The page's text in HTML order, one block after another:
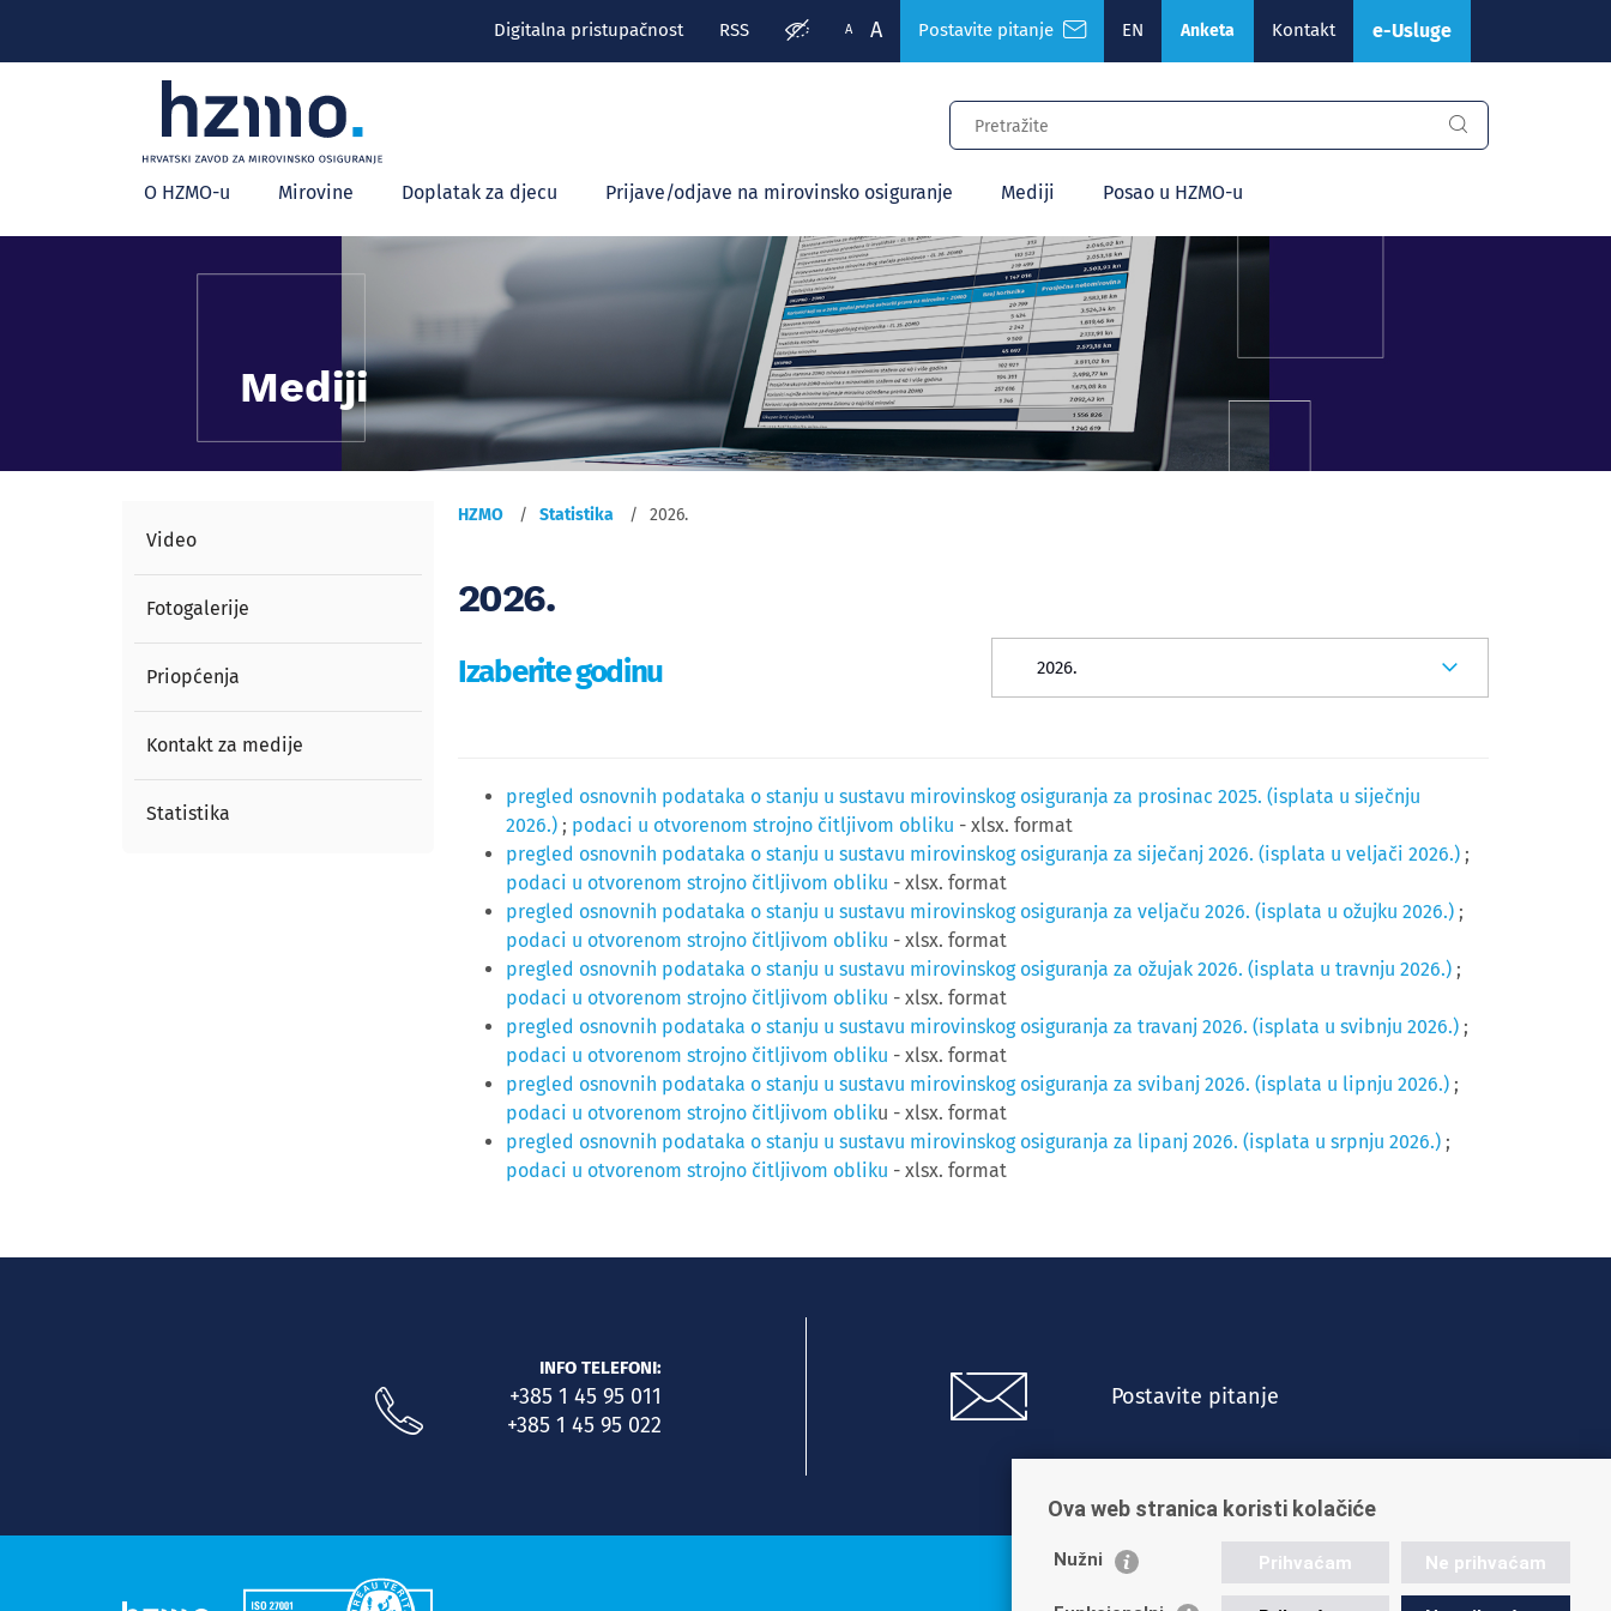
Digitalna pristupačnost RSS A A Postavite pitanje EN Anketa Kontakt e-Usluge
Glavni
izbornik
O HZMO-u Mirovine Doplatak za djecu Prijave/odjave na mirovinsko osiguranje Mediji Posao u HZMO-u
Mediji
Video
Fotogalerije
Priopćenja
Kontakt za medije
Statistika
HZMO Statistika 2026.
2026.
Izaberite godinu 2026.
pregled osnovnih podataka o stanju u sustavu mirovinskog osiguranja za prosinac 2025. (isplata u siječnju
2026.) ; podaci u otvorenom strojno čitljivom obliku - xlsx. format
pregled osnovnih podataka o stanju u sustavu mirovinskog osiguranja za siječanj 2026. (isplata u veljači 2026.) ;
podaci u otvorenom strojno čitljivom obliku - xlsx. format
pregled osnovnih podataka o stanju u sustavu mirovinskog osiguranja za veljaču 2026. (isplata u ožujku 2026.) ;
podaci u otvorenom strojno čitljivom obliku - xlsx. format
pregled osnovnih podataka o stanju u sustavu mirovinskog osiguranja za ožujak 2026. (isplata u travnju 2026.) ;
podaci u otvorenom strojno čitljivom obliku - xlsx. format
pregled osnovnih podataka o stanju u sustavu mirovinskog osiguranja za travanj 2026. (isplata u svibnju 2026.) ;
podaci u otvorenom strojno čitljivom obliku - xlsx. format
pregled osnovnih podataka o stanju u sustavu mirovinskog osiguranja za svibanj 2026. (isplata u lipnju 2026.) ;
podaci u otvorenom strojno čitljivom obliku - xlsx. format
pregled osnovnih podataka o stanju u sustavu mirovinskog osiguranja za lipanj 2026. (isplata u srpnju 2026.) ;
podaci u otvorenom strojno čitljivom obliku - xlsx. format
INFO TELEFONI:
+385 1 45 95 011
+385 1 45 95 022
Postavite pitanje
Ova web stranica koristi kolačiće
Nužni Prihvaćam Ne prihvaćam